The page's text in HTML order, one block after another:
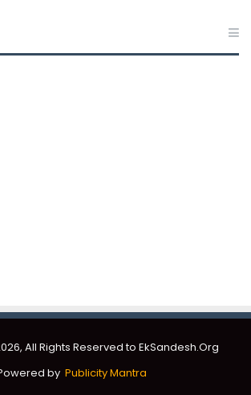
All Rights Reserved to EkSandesh.Org
by Publicity Mantra